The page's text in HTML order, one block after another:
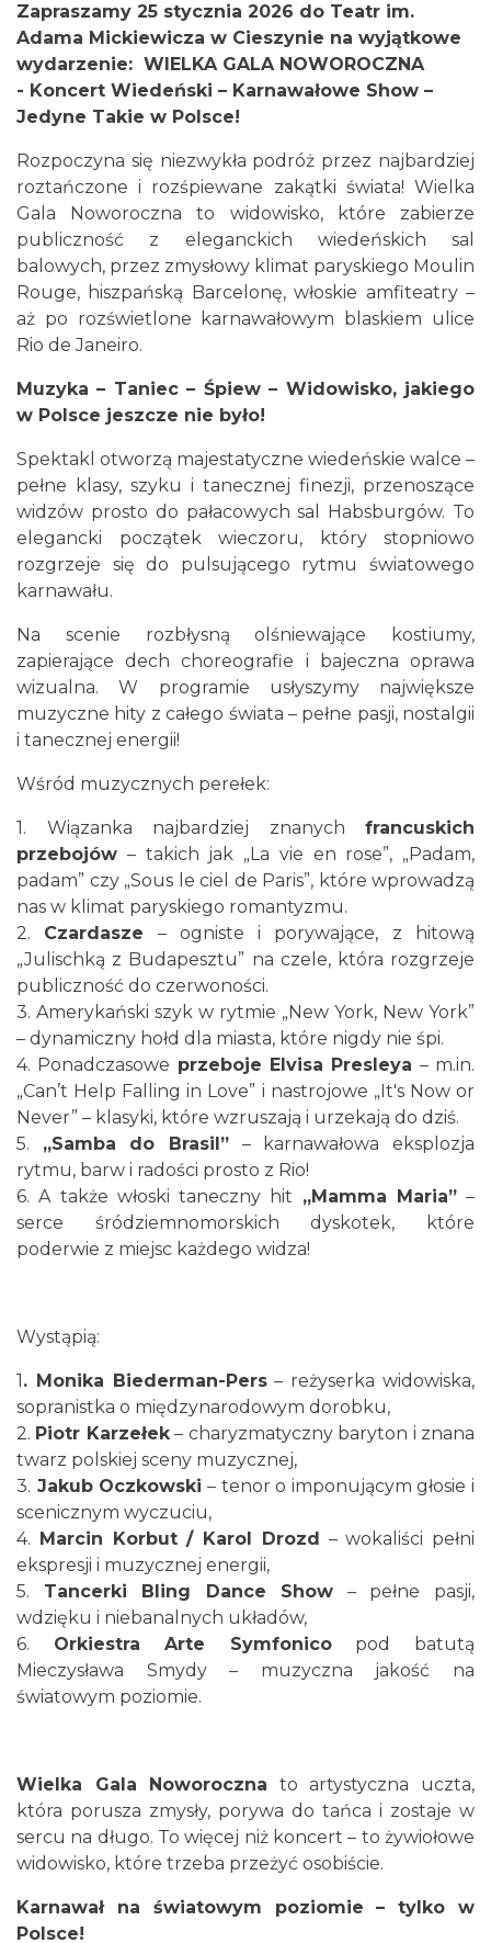
Mozaika Folkloru II – Spotkanie trzech
kultur
2026-09-12
0.00 km
LOVE SONGS-historie miłosne zapisane w
muzyce
Cieszyn
2026-10-24
0.00 km
Cieszyn
Patroni cieszyńskich ulic - wystawa
Cieszyn
2026-07-03
0.08 km
Ślad. Litera. Piksel. Wystawa z okazji 30-
lecia Muzeum Drukarstwa w Cieszynie
0.21 km
Zapraszamy 25 stycznia 2026 do Teatr im.
Adama Mickiewicza w Cieszynie na wyjątkowe
wydarzenie: WIELKA GALA NOWOROCZNA
- Koncert Wiedeński – Karnawałowe Show –
Jedyne Takie w Polsce!
Rozpoczyna się niezwykła podróż przez najbardziej
roztańczone i rozśpiewane zakątki świata! Wielka
Gala Noworoczna to widowisko, które zabierze
publiczność z eleganckich wiedeńskich sal
balowych, przez zmysłowy klimat paryskiego Moulin
Rouge, hiszpańską Barcelonę, włoskie amfiteatry –
aż po rozświetlone karnawałowym blaskiem ulice
Rio de Janeiro.
Muzyka – Taniec – Śpiew – Widowisko, jakiego
w Polsce jeszcze nie było!
Spektakl otworzą majestatyczne wiedeńskie walce –
pełne klasy, szyku i tanecznej finezji, przenoszące
widzów prosto do pałacowych sal Habsburgów. To
elegancki początek wieczoru, który stopniowo
rozgrzeje się do pulsującego rytmu światowego
karnawału.
Na scenie rozbłysną olśniewające kostiumy,
zapierające dech choreografie i bajeczna oprawa
wizualna. W programie usłyszymy największe
muzyczne hity z całego świata – pełne pasji, nostalgii
i tanecznej energii!
Wśród muzycznych perełek:
1. Wiązanka najbardziej znanych francuskich
przebojów – takich jak „La vie en rose”, „Padam,
padam” czy „Sous le ciel de Paris”, które wprowadzą
nas w klimat paryskiego romantyzmu.
2. Czardasze – ogniste i porywające, z hitową
„Julischką z Budapesztu” na czele, która rozgrzeje
publiczność do czerwoności.
3. Amerykański szyk w rytmie „New York, New York”
– dynamiczny hołd dla miasta, które nigdy nie śpi.
4. Ponadczasowe przeboje Elvisa Presleya – m.in.
„Can’t Help Falling in Love” i nastrojowe „It's Now or
Never” – klasyki, które wzruszają i urzekają do dziś.
5. „Samba do Brasil” – karnawałowa eksplozja
rytmu, barw i radości prosto z Rio!
6. A także włoski taneczny hit „Mamma Maria”–
serce śródziemnomorskich dyskotek, które
poderwie z miejsc każdego widza!
Wystąpią:
1. Monika Biederman-Pers– reżyserka widowiska,
sopranistka o międzynarodowym dorobku,
2. Piotr Karzełek– charyzmatyczny baryton i znana
twarz polskiej sceny muzycznej,
3. Jakub Oczkowski – tenor o imponującym głosie i
scenicznym wyczuciu,
4. Marcin Korbut / Karol Drozd – wokaliści pełni
ekspresji i muzycznej energii,
5. Tancerki Bling Dance Show – pełne pasji,
wdzięku i niebanalnych układów,
6. Orkiestra Arte Symfonicopod batutą
Mieczysława Smydy – muzyczna jakość na
światowym poziomie.
Wielka Gala Noworoczna to artystyczna uczta,
która porusza zmysły, porywa do tańca i zostaje w
sercu na długo. To więcej niż koncert – to żywiołowe
widowisko, które trzeba przeżyć osobiście.
Karnawał na światowym poziomie – tylko w
Polsce!